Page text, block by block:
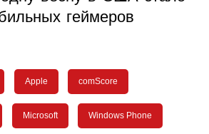
геймеров
Apple comScore
Microsoft Windows Phone